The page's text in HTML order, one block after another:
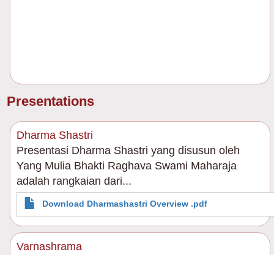
Presentations
Dharma Shastri
Presentasi Dharma Shastri yang disusun oleh
Yang Mulia Bhakti Raghava Swami Maharaja
adalah rangkaian dari...
Download Dharmashastri Overview .pdf
Varnashrama